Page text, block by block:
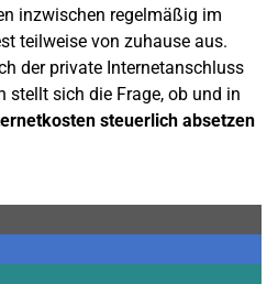
inzwischen regelmäßig im
teilweise von zuhause aus.
der private Internetanschluss
stellt sich die Frage, ob und in
steuerlich absetzen